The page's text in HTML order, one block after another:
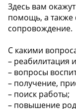
Здесь вам
помощь, а также
сопровождение.
С какими
– реабилитация
– вопросы
– получение,
– поиск работы;
– повышение